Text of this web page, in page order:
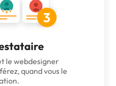
le webdesigner
quand vous le